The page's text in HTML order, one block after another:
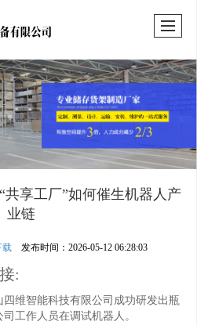
共享工厂”如何催生机器人产
业链
载 发布时间：2026-05-12 06:28:03
:
维智能科技有限公司成功研发出瓶
工作人员在调试机器人。